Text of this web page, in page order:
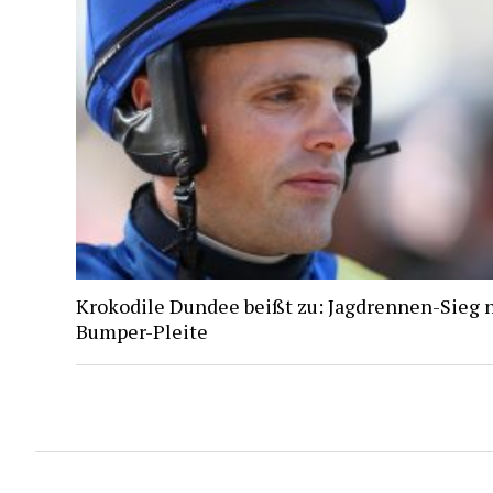
Krokodile Dundee beißt zu: Jagdrennen-Sieg
Bumper-Pleite